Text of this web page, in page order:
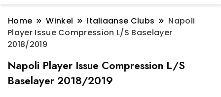
Home Winkel Italiaanse Clubs
Napoli
Player Issue Compression L/S Baselayer
2018/2019
Napoli Player Issue Compression L/S
Baselayer 2018/2019